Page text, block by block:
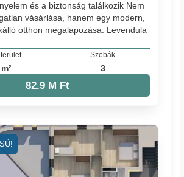
és a biztonság találkozik Nem
vásárlása, hanem egy modern,
otthon megalapozása. Levendula
Szobák
3
82.9 M Ft